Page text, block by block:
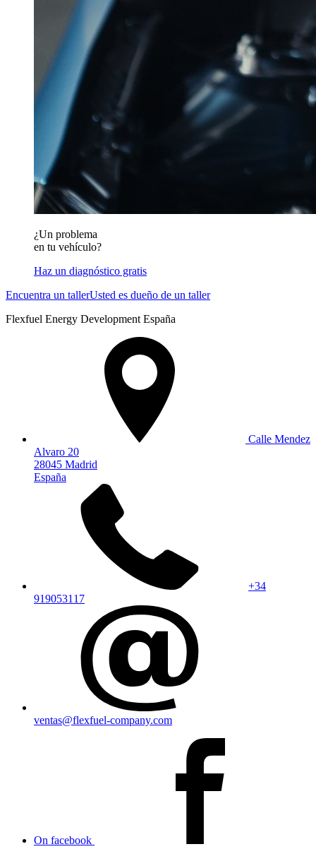
¿Un problema
en tu vehículo?
Haz un diagnóstico gratis
Encuentra un tallerUsted es dueño de un taller
Flexfuel Energy Development España
Calle Mendez
Alvaro 20
28045 Madrid
España
+34
919053117
ventas@flexfuel-company.com
On facebook